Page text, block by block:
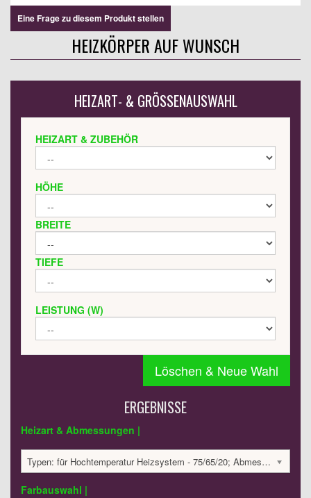
Eine Frage zu diesem Produkt stellen
HEIZKÖRPER AUF WUNSCH
HEIZART- & GRÖSSENAUSWAHL
HEIZART & ZUBEHÖR
HÖHE
BREITE
TIEFE
LEISTUNG (W)
Löschen & Neue Wahl
ERGEBNISSE
Heizart & Abmessungen |
Typen: für Hochtemperatur Heizsystem - 75/65/20; Abmessungen: 1802x391x65; 994 Watt:; 1727.48 €
Farbauswahl |